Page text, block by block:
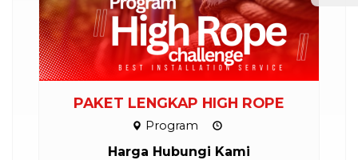
PAKET LENGKAP HIGH ROPE
Program
Harga Hubungi Kami